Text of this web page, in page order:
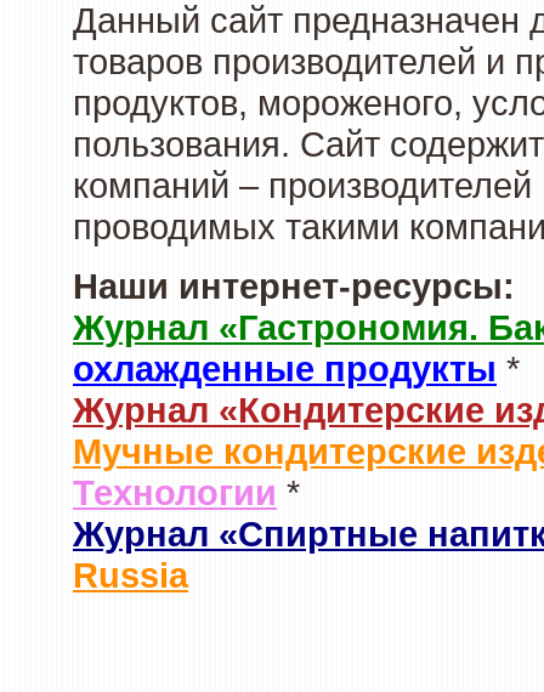
Данный сайт предназначен
товаров производителей и
продуктов, мороженого,
пользования. Сайт
компаний –
проводимых такими
Наши интернет-ресурсы:
Журнал «Гастрономия.
охлажденные продукты *
Журнал «Кондитерские
Мучные кондитерские
Технологии *
Журнал «Спиртные
Russia